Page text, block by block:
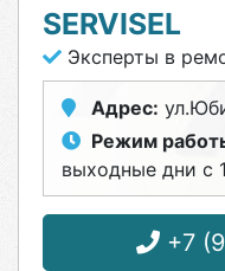
SERVISEL
Эксперты в
Адрес:
Режим
выходные дни с
+7